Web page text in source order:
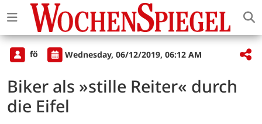
fö Wednesday, 06/12/2019, 06:12 AM
Biker als »stille Reiter« durch
die Eifel